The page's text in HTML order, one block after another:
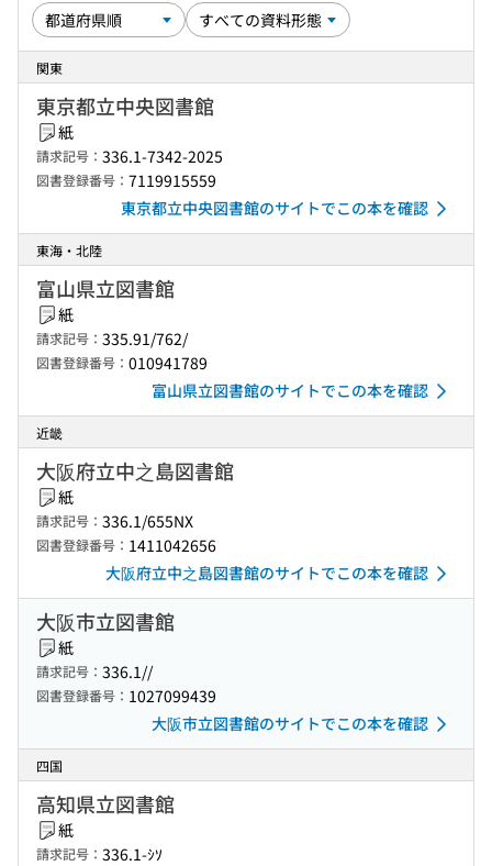
関東
東京都立中央図書館
紙
請求記号： 336.1-7342-2025
図書登録番号： 7119915559
東京都立中央図書館のサイトでこの本を確認
東海・北陸
富山県立図書館
紙
請求記号： 335.91/762/
図書登録番号： 010941789
富山県立図書館のサイトでこの本を確認
近畿
大阪府立中之島図書館
紙
請求記号： 336.1/655NX
図書登録番号： 1411042656
大阪府立中之島図書館のサイトでこの本を確認
大阪市立図書館
紙
請求記号： 336.1//
図書登録番号： 1027099439
大阪市立図書館のサイトでこの本を確認
四国
高知県立図書館
紙
請求記号： 336.1-ｼｿ